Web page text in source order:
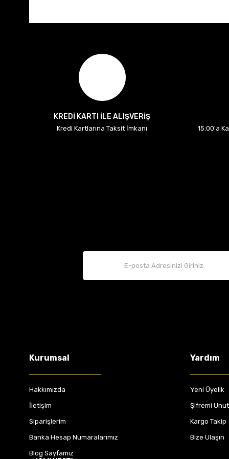
KREDİ KARTI İLE ALIŞVERİŞ
Kredi Kartlarına Taksit İmkanı
15:00'a
Kurumsal
Hakkımızda
İletişim
Siparişlerim
Banka Hesap Numaralarımız
Blog Sayfamız
Yardım
Yeni Üyelik
Şifremi
Kargo Takip
Bize Ulaşın